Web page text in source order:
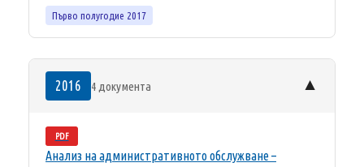
Първо полугодие 2017
2016 4 документа ▼
PDF
Анализ на административното обслужване –